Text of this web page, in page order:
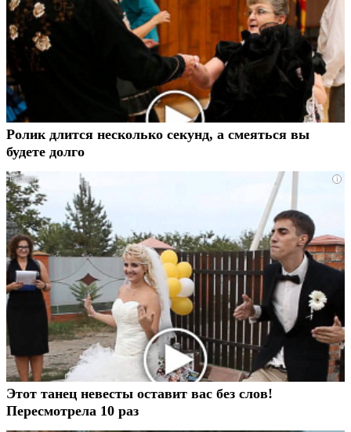
Ролик длится несколько секунд, а смеяться вы
будете долго
i
Этот танец невесты оставит вас без слов!
Пересмотрела 10 раз